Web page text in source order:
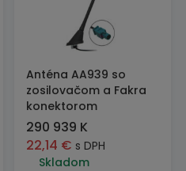
Anténa AA939 so
zosilovačom a Fakra
konektorom
290 939 K
22,14 € s DPH
Skladom